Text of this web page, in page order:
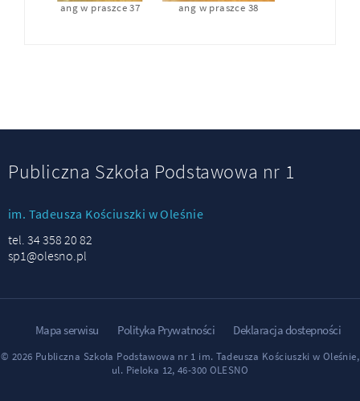
ang w praszce 37 ang w praszce 38
Publiczna Szkoła Podstawowa nr 1
im. Tadeusza Kościuszki w Oleśnie
tel. 34 358 20 82
sp1@olesno.pl
Mapa serwisu Polityka Prywatności Deklaracja dostepności
© 2026 Publiczna Szkoła Podstawowa nr 1 im. Tadeusza Kościuszki w Oleśnie,
ul. Pieloka 12, 46-300 OLESNO